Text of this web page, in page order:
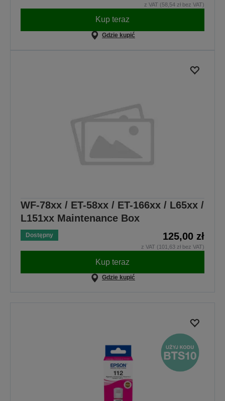
z VAT (58,54 zł bez VAT)
Kup teraz
Gdzie kupić
WF-78xx / ET-58xx / ET-166xx / L65xx /
L151xx Maintenance Box
Dostępny 125,00 zł
z VAT (101,63 zł bez VAT)
Kup teraz
Gdzie kupić